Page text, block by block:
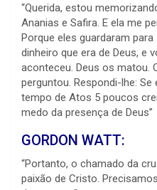
“Querida, estou
Ananias e Safira. E ela me
Porque eles guardaram
dinheiro que era de Deus, e
aconteceu. Deus os matou.
perguntou. Respondi-lhe:
tempo de Atos 5 poucos
medo da presença de Deus”
GORDON WATT:
“Portanto, o chamado da
paixão de Cristo.